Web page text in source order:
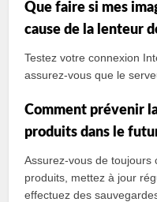
Que faire si mes
cause de la lenteur
Testez votre connexion
assurez-vous que le
Comment prévenir
produits dans le
Assurez-vous de toujours
produits, mettez à jour
effectuez des